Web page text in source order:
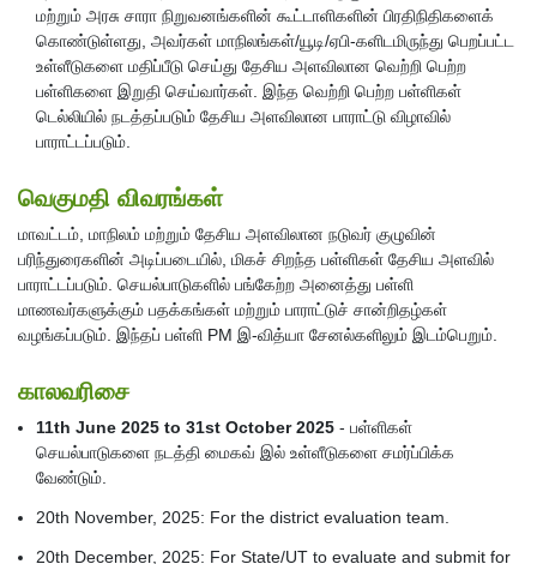
மற்றும் அரசு சாரா நிறுவனங்களின் கூட்டாளிகளின் பிரதிநிதிகளைக்
கொண்டுள்ளது, அவர்கள் மாநிலங்கள்/யூடி/ஏபி-களிடமிருந்து பெறப்பட்ட
உள்ளீடுகளை மதிப்பீடு செய்து தேசிய அளவிலான வெற்றி பெற்ற
பள்ளிகளை இறுதி செய்வார்கள். இந்த வெற்றி பெற்ற பள்ளிகள்
டெல்லியில் நடத்தப்படும் தேசிய அளவிலான பாராட்டு விழாவில்
பாராட்டப்படும்.
வெகுமதி விவரங்கள்
மாவட்டம், மாநிலம் மற்றும் தேசிய அளவிலான நடுவர் குழுவின்
பரிந்துரைகளின் அடிப்படையில், மிகச் சிறந்த பள்ளிகள் தேசிய அளவில்
பாராட்டப்படும். செயல்பாடுகளில் பங்கேற்ற அனைத்து பள்ளி
மாணவர்களுக்கும் பதக்கங்கள் மற்றும் பாராட்டுச் சான்றிதழ்கள்
வழங்கப்படும். இந்தப் பள்ளி PM இ-வித்யா சேனல்களிலும் இடம்பெறும்.
காலவரிசை
11th June 2025 to 31st October 2025 - பள்ளிகள்
செயல்பாடுகளை நடத்தி மைகவ் இல் உள்ளீடுகளை சமர்ப்பிக்க
வேண்டும்.
20th November, 2025: For the district evaluation team.
20th December, 2025: For State/UT to evaluate and submit for